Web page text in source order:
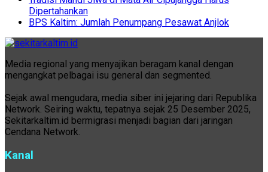
Dipertahankan
BPS Kaltim: Jumlah Penumpang Pesawat Anjlok
Media regional yang menyajikan beragam kanal dengan
mengangkat pelbagai isu general dan segmented.
Sejak awal mengudara, media siber ini jejaring dari Republika
Network. Seiring waktu, tepatnya sejak 25 Desember 2025,
Sekitarkaltim.id bermigrasi menjadi bagian dari jaringan
Cendana Network.
Kanal